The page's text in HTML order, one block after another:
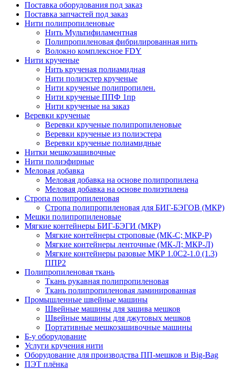
Поставка оборудования под заказ
Поставка запчастей под заказ
Нити полипропиленовые
Нить Мультифиламентная
Полипропиленовая фибрилированная нить
Волокно комплексное FDY
Нити крученые
Нить крученая полиамидная
Нити полиэстер крученые
Нити крученые полипропилен.
Нити крученые ППФ 1пр
Нити крученые на заказ
Веревки крученые
Веревки крученые полипропиленовые
Веревки крученые из полиэстера
Веревки крученые полиамидные
Нитки мешкозашивочные
Нити полиэфирные
Меловая добавка
Меловая добавка на основе полипропилена
Меловая добавка на основе полиэтилена
Стропа полипропиленовая
Стропа полипропиленовая для БИГ-БЭГОВ (МКР)
Мешки полипропиленовые
Мягкие контейнеры БИГ-БЭГИ (МКР)
Мягкие контейнеры строповые (МК-С; МКР-Р)
Мягкие контейнеры ленточные (МК-Л; МКР-Л)
Мягкие контейнеры разовые МКР 1.0С2-1.0 (1.3)
ППР2
Полипропиленовая ткань
Ткань рукавная полипропиленовая
Ткань полипропиленовая ламинированная
Промышленные швейные машины
Швейные машины для зашива мешков
Швейные машины для джутовых мешков
Портативные мешкозашивочные машины
Б-у оборудование
Услуги кручения нити
Оборудование для производства ПП-мешков и Big-Bag
ПЭТ плёнка